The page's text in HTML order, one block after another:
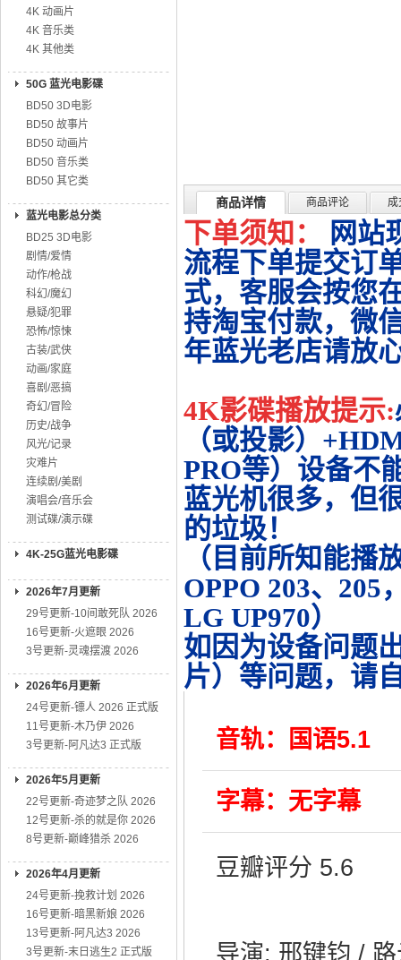
4K 动画片
4K 音乐类
4K 其他类
50G 蓝光电影碟
BD50 3D电影
BD50 故事片
BD50 动画片
BD50 音乐类
BD50 其它类
蓝光电影总分类
BD25 3D电影
剧情/爱情
动作/枪战
科幻/魔幻
悬疑/犯罪
恐怖/惊悚
古装/武侠
动画/家庭
喜剧/恶搞
奇幻/冒险
历史/战争
风光/记录
灾难片
连续剧/美剧
演唱会/音乐会
测试碟/演示碟
4K-25G蓝光电影碟
2026年7月更新
29号更新-10间敢死队 2026
16号更新-火遮眼 2026
3号更新-灵魂摆渡 2026
2026年6月更新
24号更新-镖人 2026 正式版
11号更新-木乃伊 2026
3号更新-阿凡达3 正式版
2026年5月更新
22号更新-奇迹梦之队 2026
12号更新-杀的就是你 2026
8号更新-巅峰猎杀 2026
2026年4月更新
24号更新-挽救计划 2026
16号更新-暗黑新娘 2026
13号更新-阿凡达3 2026
3号更新-末日逃生2 正式版
商品详情 商品评论 成
下单须知：
网站
流程下单提交订
式，客服会按您
持淘宝付款，微
年蓝光老店请放
4K影碟播放提示:
（或投影）
PRO等）设备不
蓝光机很多，但
的垃圾！
（目前所知能播
OPPO 203、205
LG UP970）
如因为设备问题
片）等问题，请
音轨：国语5.1
字幕：无字幕
豆瓣评分 5.6
导演: 邢键钧 /